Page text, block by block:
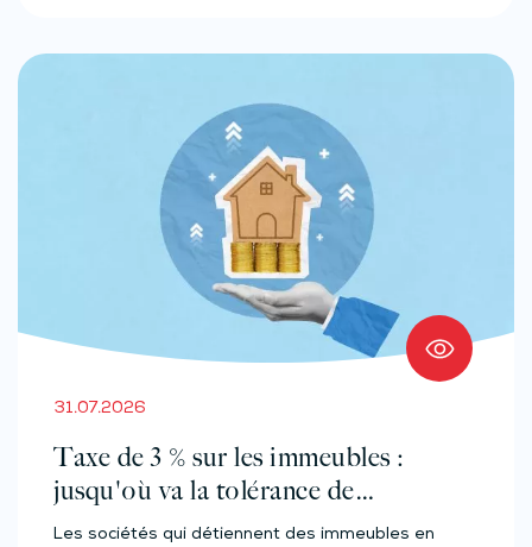
31.07.2026
Taxe de 3 % sur les immeubles :
jusqu'où va la tolérance de
l'administration ?
Les sociétés qui détiennent des immeubles en